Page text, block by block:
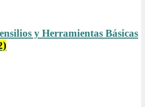
y Herramientas Básicas